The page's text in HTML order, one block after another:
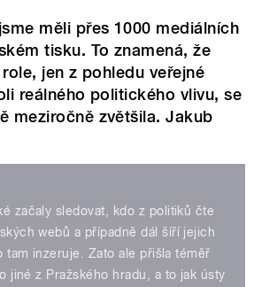
měli přes 1000 mediálních
tisku. To znamená, že
jen z pohledu veřejné
reálného politického vlivu, se
meziročně zvětšila. Jakub
začaly sledovat, kdo z politiků čte
webů a případně dál šíří jejich
tam inzeruje. Zato ale přišla téměř
jiné z Pražského hradu, a to jak ústy